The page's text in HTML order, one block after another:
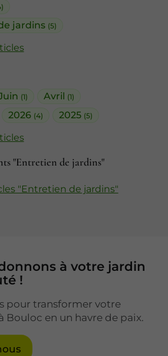
jardins (5)
(1) Avril (1)
2026 (4) 2025 (5)
"Entretien de jardins"
"Entretien de jardins"
à votre jardin
!
pour transformer votre
Bouloc en un havre de paix.